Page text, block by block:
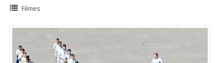
Filmes